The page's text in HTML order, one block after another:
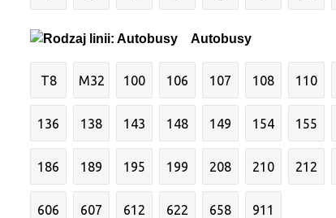
Autobusy
T8 M32 100 106 107 108 110
136 138 143 148 149 154 155
186 189 195 199 208 210 212
606 607 612 622 658 911